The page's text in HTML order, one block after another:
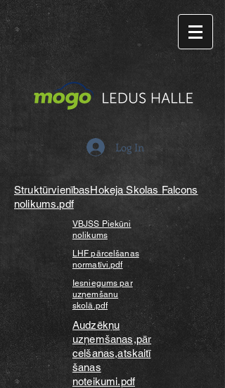
Log In
StruktūrvienībasHokeja Skolas Falcons
nolikums.pdf
VBJSS Piekūni
nolikums
LHF pārcelšanas
normatīvi.pdf
Iesniegums par
uzņemšanu
skolā.pdf
Audzēkņu
uzņemšanas,pār
celšanas,atskaitī
šanas
noteikumi.pdf